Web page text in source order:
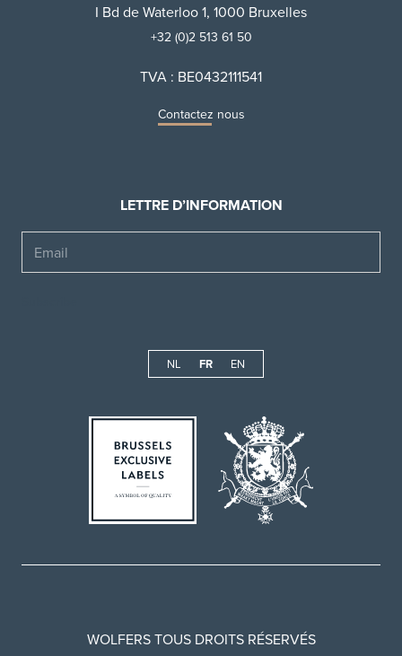
I Bd de Waterloo 1, 1000 Bruxelles
+32 (0)2 513 61 50
TVA : BE0432111541
Contactez nous
LETTRE D’INFORMATION
NL FR EN
WOLFERS TOUS DROITS RÉSERVÉS